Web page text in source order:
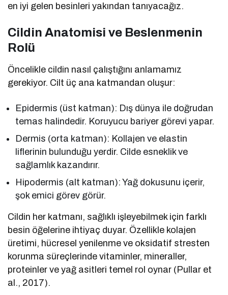
en iyi gelen besinleri yakından tanıyacağız.
Cildin Anatomisi ve Beslenmenin
Rolü
Öncelikle cildin nasıl çalıştığını anlamamız
gerekiyor. Cilt üç ana katmandan oluşur:
Epidermis (üst katman): Dış dünya ile doğrudan
temas halindedir. Koruyucu bariyer görevi yapar.
Dermis (orta katman): Kollajen ve elastin
liflerinin bulunduğu yerdir. Cilde esneklik ve
sağlamlık kazandırır.
Hipodermis (alt katman): Yağ dokusunu içerir,
şok emici görev görür.
Cildin her katmanı, sağlıklı işleyebilmek için farklı
besin öğelerine ihtiyaç duyar. Özellikle kolajen
üretimi, hücresel yenilenme ve oksidatif stresten
korunma süreçlerinde vitaminler, mineraller,
proteinler ve yağ asitleri temel rol oynar (Pullar et
al., 2017).